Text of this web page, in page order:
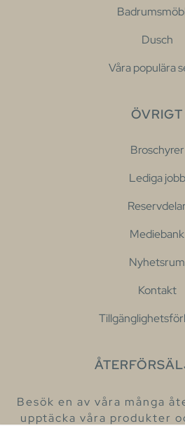
Dusch
Våra populära
ÖVRIGT
Broschyrer
Lediga jobb
Reservdelar
Mediebank
Nyhetsrum
Kontakt
Besök en av våra många
upptäcka våra produkter